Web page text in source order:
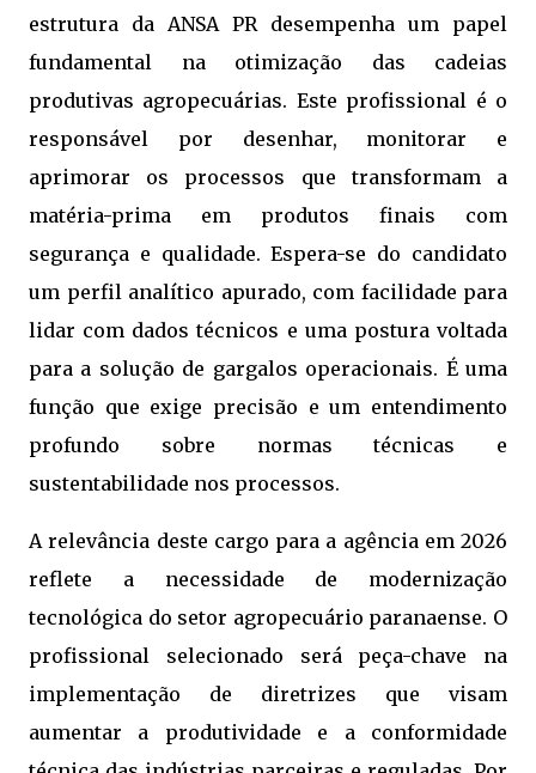
estrutura da ANSA PR desempenha um papel
fundamental na otimização das cadeias
produtivas agropecuárias. Este profissional é o
responsável por desenhar, monitorar e
aprimorar os processos que transformam a
matéria-prima em produtos finais com
segurança e qualidade. Espera-se do candidato
um perfil analítico apurado, com facilidade para
lidar com dados técnicos e uma postura voltada
para a solução de gargalos operacionais. É uma
função que exige precisão e um entendimento
profundo sobre normas técnicas e
sustentabilidade nos processos.
A relevância deste cargo para a agência em 2026
reflete a necessidade de modernização
tecnológica do setor agropecuário paranaense. O
profissional selecionado será peça-chave na
implementação de diretrizes que visam
aumentar a produtividade e a conformidade